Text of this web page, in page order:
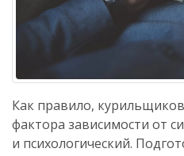
Как правило,
фактора зависимости от
и психологический.